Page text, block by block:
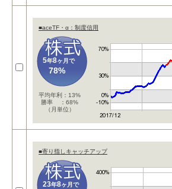
■aceTF・α：制度信用
5年8ヶ月で
78%
平均年利：13%
勝率 ：68%
（月単位）
■寄り指しキャッチアップ
23年8ヶ月で